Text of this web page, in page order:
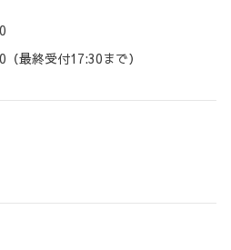
最終受付17:30まで）